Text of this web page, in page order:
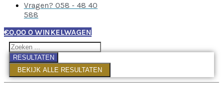
Vragen? 058 - 48 40
588
€0,00 0 WINKELWAGEN
RESULTATEN
BEKIJK ALLE RESULTATEN